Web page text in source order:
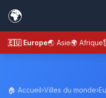
🌍
🇪🇺 Europe🌏 Asie🌍 Afrique
🏠 Accueil›Villes du monde›